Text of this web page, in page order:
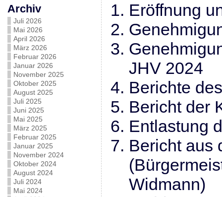
Archiv
Juli 2026
Mai 2026
April 2026
März 2026
Februar 2026
Januar 2026
November 2025
Oktober 2025
August 2025
Juli 2025
Juni 2025
Mai 2025
März 2025
Februar 2025
Januar 2025
November 2024
Oktober 2024
August 2024
Juli 2024
Mai 2024
Eröffnung
JHV 2024
Berichte
Bericht der
Entlastung
Bericht aus
Widmann)